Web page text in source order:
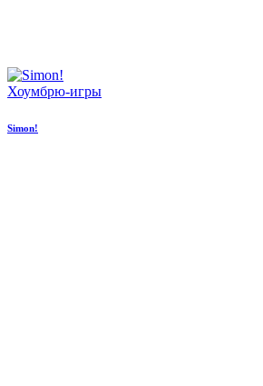
Хоумбрю-игры
Simon!